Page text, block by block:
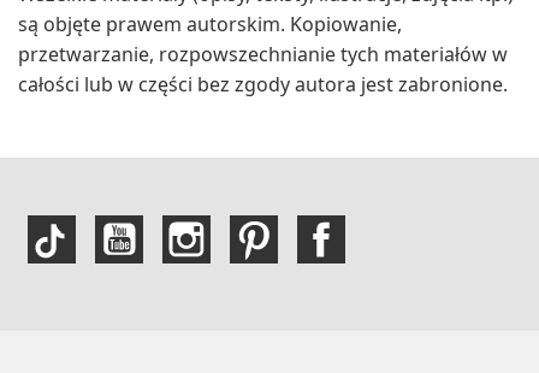
są objęte prawem autorskim. Kopiowanie,
przetwarzanie, rozpowszechnianie tych materiałów w
całości lub w części bez zgody autora jest zabronione.